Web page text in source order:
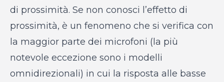
di prossimità. Se non conosci l’effetto di
prossimità, è un fenomeno che si verifica con
la maggior parte dei microfoni (la più
notevole eccezione sono i modelli
omnidirezionali) in cui la risposta alle basse